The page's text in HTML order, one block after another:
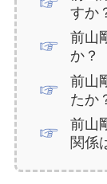
すか
前山
か？
前山
たか
前山
関係